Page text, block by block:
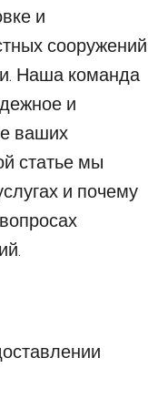
и
сооружений
Наша команда
и
ваших
статье мы
и почему